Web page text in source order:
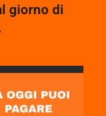
giorno di